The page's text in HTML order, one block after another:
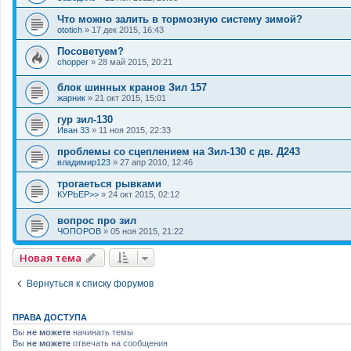
Что можно залить в тормозную систему зимой?
ototich » 17 дек 2015, 16:43
Посоветуем?
chopper » 28 май 2015, 20:21
блок шинных кранов Зил 157
жарник » 21 окт 2015, 15:01
гур зил-130
Иван 33 » 11 ноя 2015, 22:33
проблемы со сцеплением на Зил-130 с дв. Д243
владимир123 » 27 апр 2010, 12:46
трогаеться рывками
КУРЬЕР>> » 24 окт 2015, 02:12
вопрос про зил
ЧОПОРОВ » 05 ноя 2015, 21:22
Новая тема
Вернуться к списку форумов
ПРАВА ДОСТУПА
Вы не можете начинать темы
Вы не можете отвечать на сообщения